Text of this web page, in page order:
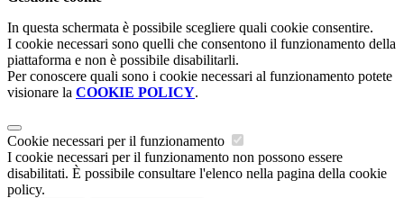
In questa schermata è possibile scegliere quali cookie consentire.
I cookie necessari sono quelli che consentono il funzionamento della
piattaforma e non è possibile disabilitarli.
Per conoscere quali sono i cookie necessari al funzionamento potete
visionare la COOKIE POLICY.
Cookie necessari per il funzionamento
I cookie necessari per il funzionamento non possono essere
disabilitati. È possibile consultare l'elenco nella pagina della cookie
policy.